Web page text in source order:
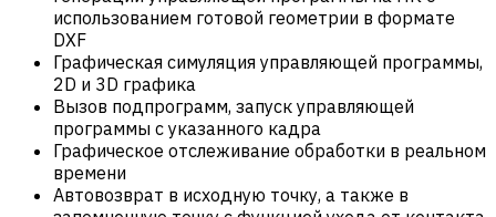
использованием готовой геометрии в формате
DXF
Графическая симуляция управляющей программы,
2D и 3D графика
Вызов подпрограмм, запуск управляющей
программы с указанного кадра
Графическое отслеживание обработки в реальном
времени
Автовозврат в исходную точку, а также в